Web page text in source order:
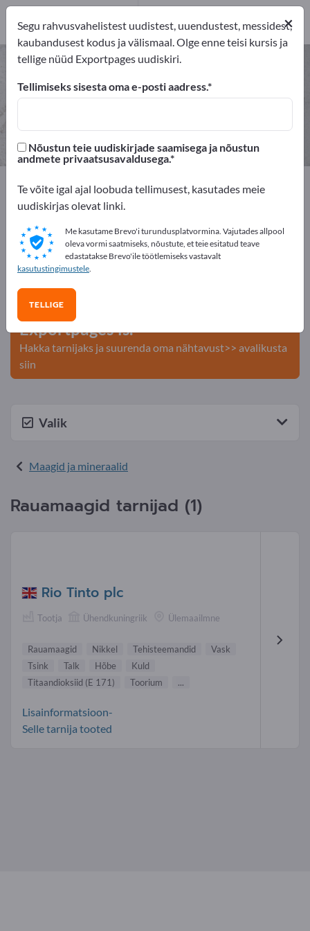
Rauamaagid – leidke tootjaid ja
tarnijaid
Tootja1
Exportpages
Toor- ja toimeained
Maagid ja mineraalid
Rauamaagid
Reklaamige tasuta Exportpages'is!
Vajadused – Pakkumised – Kasutatud kaubad –
Ärikontaktid >> alustage siit
Avalikusta oma ettevõte ja tooted
Exportpages'is.
Hakka tarnijaks ja suurenda oma nähtavust>> avalikusta
siin
Valik
Maagid ja mineraalid
Rauamaagid tarnijad (1)
Rio Tinto plc
Tootja Ühendkuningriik Ülemaailmne
Rauamaagid Nikkel Tehisteemandid
Vask
Tsink
Talk Hõbe
Kuld
Titaandioksiid (E 171)
Toorium ...
Lisainformatsioon-
Selle tarnija tooted
×
Segu rahvusvahelistest uudistest, uuendustest, messidest,
kaubandusest kodus ja välismaal. Olge enne teisi kursis ja
tellige nüüd Exportpages uudiskiri.
Tellimiseks sisesta oma e-posti aadress.
Nõustun teie uudiskirjade saamisega ja nõustun
andmete privaatsusavaldusega.
Te võite igal ajal loobuda tellimusest, kasutades meie
uudiskirjas olevat linki.
Me kasutame Brevo'i turundusplatvormina. Vajutades allpool
oleva vormi saatmiseks, nõustute, et teie esitatud teave
edastatakse Brevo'ile töötlemiseks vastavalt
kasutustingimustele.
TELLIGE